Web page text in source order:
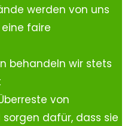
werden von uns
faire
behandeln wir stets
von
dafür, dass sie